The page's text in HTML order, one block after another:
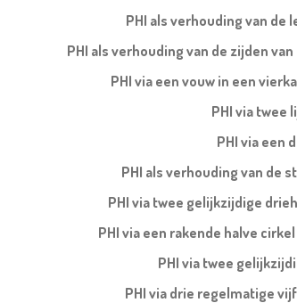
PHI als verhouding van
PHI als verhouding van de zijden
PHI via een vouw in een
PHI via twee
PHI via een
PHI als verhouding van de
PHI via twee gelijkzijdige
PHI via een rakende halve
PHI via twee
PHI via drie regelmatige